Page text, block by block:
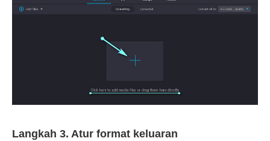
Langkah 3. Atur format keluaran